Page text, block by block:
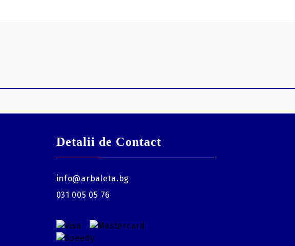
Detalii de Contact
info@arbaleta.bg
031 005 05 76